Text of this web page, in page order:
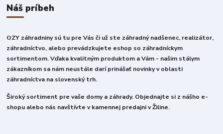
Náš príbeh
OZY záhradniny sú tu pre Vás či už ste záhradný nadšenec, realizátor,
záhradníctvo, alebo prevádzkujete eshop so záhradníckym
sortimentom. Vďaka kvalitným produktom a Vám - našim stálym
zákazníkom sa nám neustále darí prinášať novinky v oblasti
záhradníctva na slovenský trh.
Široký sortiment pre vaše domy a záhrady. Objednajte si z nášho e-
shopu alebo nás navštívte v kamennej predajni v Žiline.